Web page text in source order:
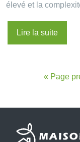
élevé et la
Lire la suite
« Page